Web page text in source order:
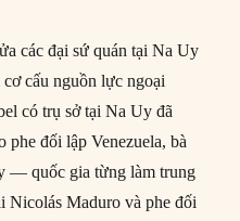
các đại sứ quán tại Na Uy
cấu nguồn lực ngoại
có trụ sở tại Na Uy đã
phe đối lập Venezuela, bà
— quốc gia từng làm trung
Nicolás Maduro và phe đối